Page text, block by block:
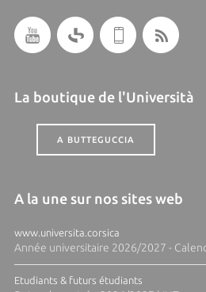
La boutique de l'Università
A BUTTEGUCCIA
A la une sur nos sites web
www.universita.corsica
Année universitaire 2026/2027 -
Etudiants & futurs étudiants